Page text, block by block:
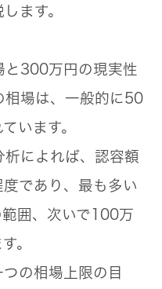
ます。
と300万円の現実性
場は、一般的に50
います。
によれば、認容額
であり、最も多い
囲、次いで100万
。
の相場上限の目